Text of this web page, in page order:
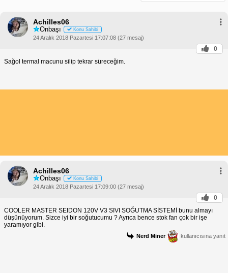
Achilles06
Onbaşı Konu Sahibi
24 Aralık 2018 Pazartesi 17:07:08 (27 mesaj)
0
Sağol termal macunu silip tekrar süreceğim.
Achilles06
Onbaşı Konu Sahibi
24 Aralık 2018 Pazartesi 17:09:00 (27 mesaj)
0
COOLER MASTER SEIDON 120V V3 SIVI SOĞUTMA SİSTEMİ bunu almayı
düşünüyorum. Sizce iyi bir soğutucumu ? Ayrıca bence stok fan çok bir işe
yaramıyor gibi.
Nerd Miner kullanıcısına yanıt